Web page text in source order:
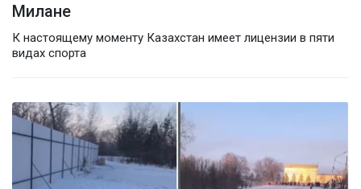
Милане
К настоящему моменту Казахстан имеет лицензии в пяти
видах спорта